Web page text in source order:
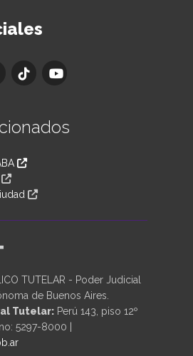
TUTELAR - Poder Judicial
de Buenos Aires.
Tutelar: Perú 143, piso 12º
5297-8000 |